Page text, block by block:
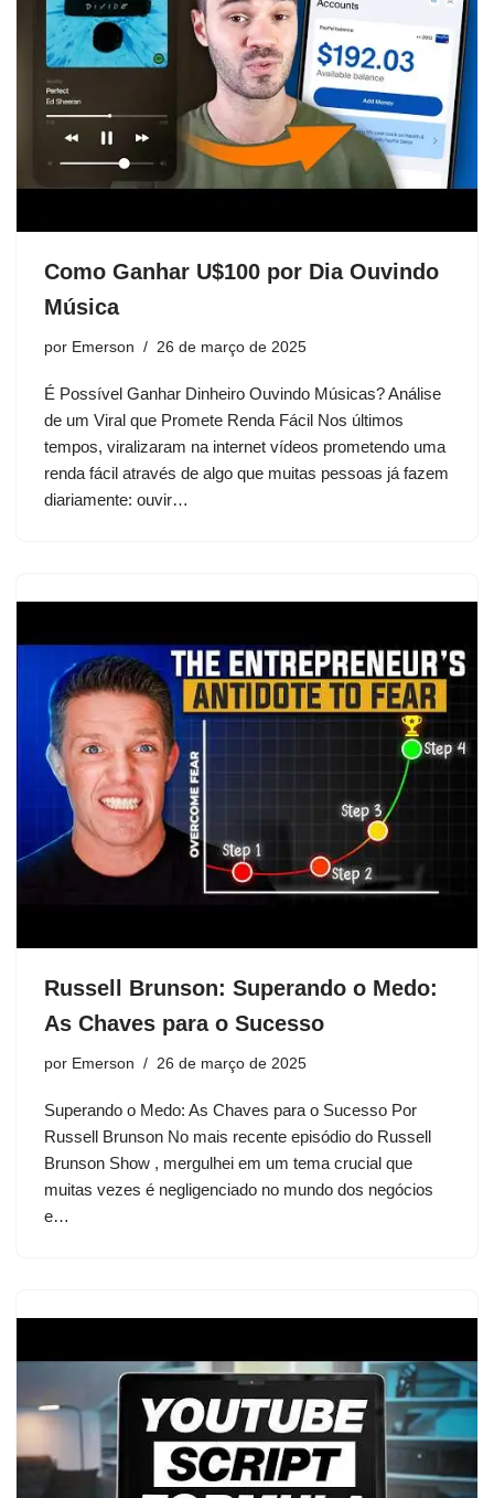
Como Ganhar U$100 por Dia Ouvindo
Música
por Emerson 26 de março de 2025
É Possível Ganhar Dinheiro Ouvindo Músicas? Análise
de um Viral que Promete Renda Fácil Nos últimos
tempos, viralizaram na internet vídeos prometendo uma
renda fácil através de algo que muitas pessoas já fazem
diariamente: ouvir…
Russell Brunson: Superando o Medo:
As Chaves para o Sucesso
por Emerson 26 de março de 2025
Superando o Medo: As Chaves para o Sucesso Por
Russell Brunson No mais recente episódio do Russell
Brunson Show , mergulhei em um tema crucial que
muitas vezes é negligenciado no mundo dos negócios
e…